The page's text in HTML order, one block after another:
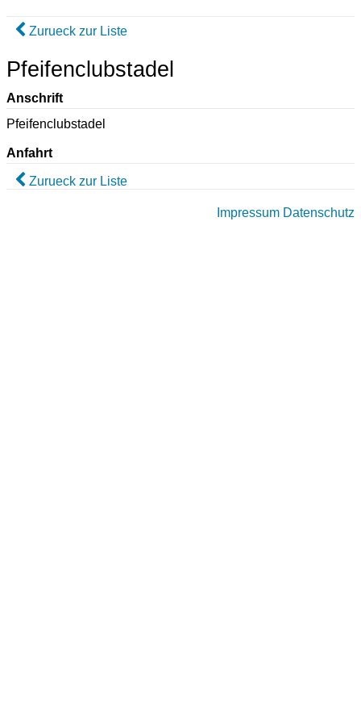
Zurueck zur Liste
Pfeifenclubstadel
Anschrift
Pfeifenclubstadel
Anfahrt
Zurueck zur Liste
Impressum Datenschutz